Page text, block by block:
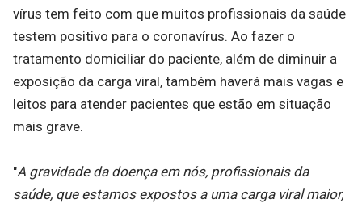
vírus tem feito com que muitos profissionais da saúde
testem positivo para o coronavírus. Ao fazer o
tratamento domiciliar do paciente, além de diminuir a
exposição da carga viral, também haverá mais vagas e
leitos para atender pacientes que estão em situação
mais grave.
"A gravidade da doença em nós, profissionais da
saúde, que estamos expostos a uma carga viral maior,